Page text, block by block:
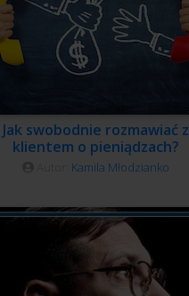
Jak swobodnie rozmawiać z
klientem o pieniądzach?
Kamila Młodzianko